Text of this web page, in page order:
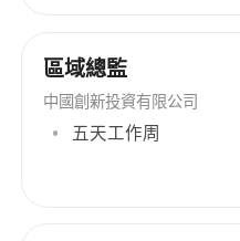
协助处理香港卫
文转让事宜。
二、任职资格（人才画像
：本科及
區域總監
中國創新投資有限公司
五天工作周